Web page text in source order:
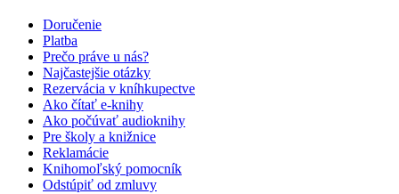
Doručenie
Platba
Prečo práve u nás?
Najčastejšie otázky
Rezervácia v kníhkupectve
Ako čítať e-knihy
Ako počúvať audioknihy
Pre školy a knižnice
Reklamácie
Knihomoľský pomocník
Odstúpiť od zmluvy